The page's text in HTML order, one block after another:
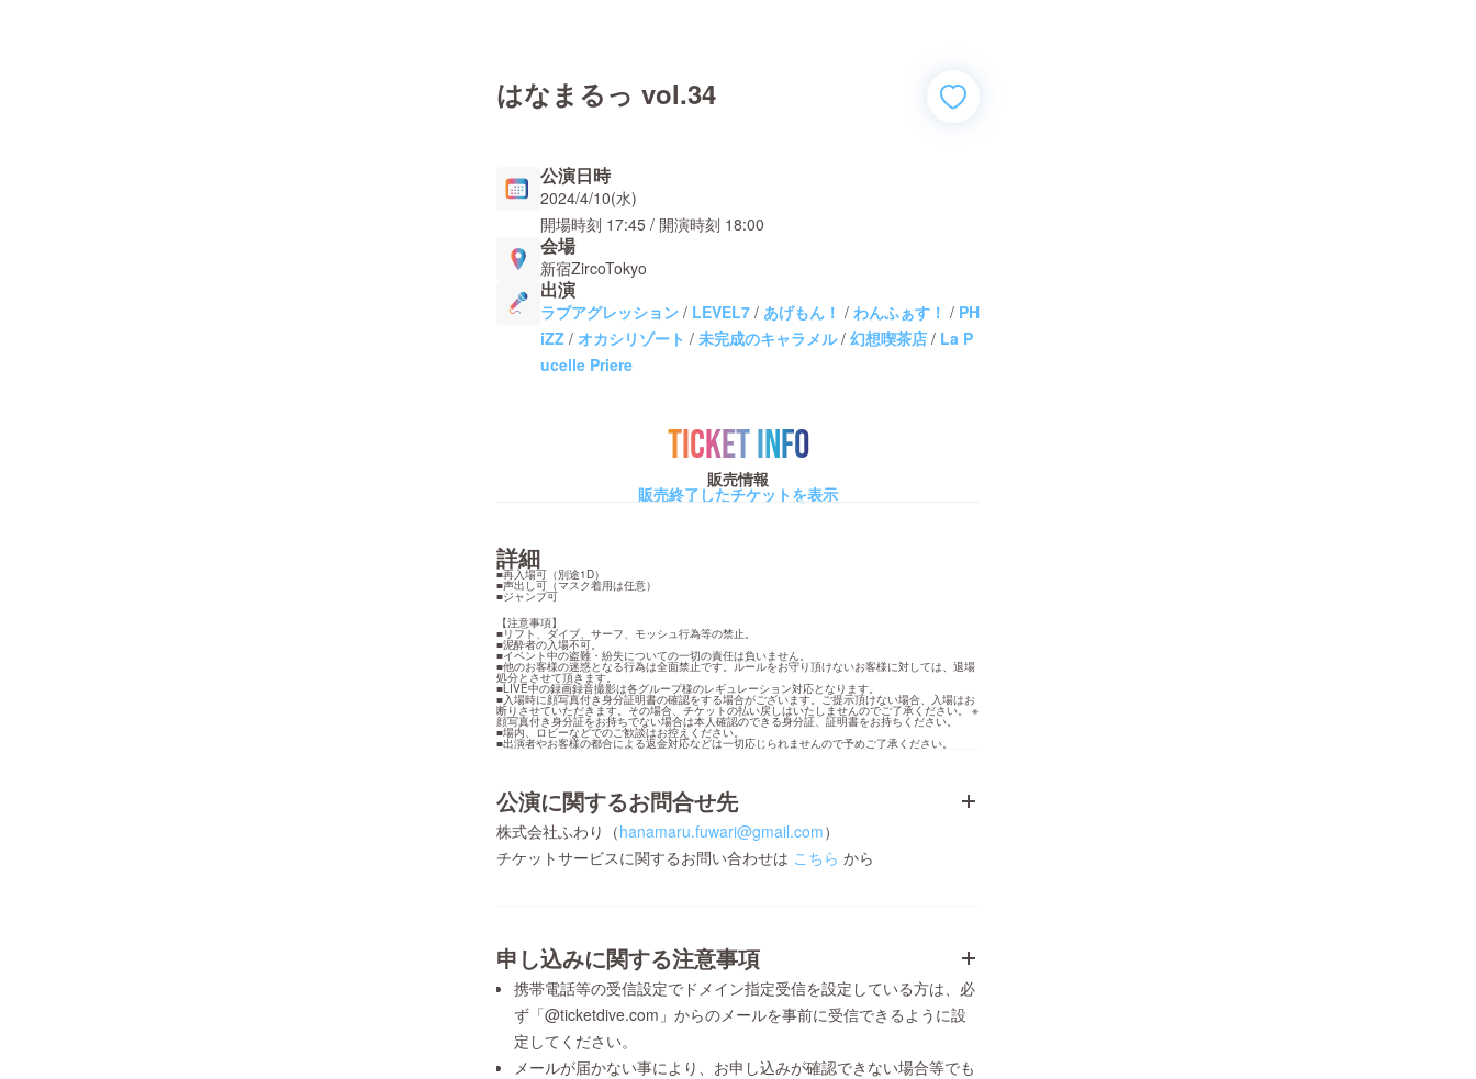
はなまるっ vol.34
公演日時
2024/4/10(水)
開場時刻 17:45 / 開演時刻 18:00
会場
新宿ZircoTokyo
出演
ラブアグレッション / LEVEL7 / あげもん！ / わんふぁす！ / PH
iZZ / オカシリゾート / 未完成のキャラメル/ 幻想喫茶店 / La P
ucelle Priere
TICKET INFO
販売情報
販売終了したチケットを表示
詳細
■再入場可（別途1D）
■声出し可（マスク着用は任意）
■ジャンプ可
【注意事項】
■リフト、ダイブ、サーフ、モッシュ行為等の禁止。
■泥酔者の入場不可。
■イベント中の盗難・紛失についての一切の責任は負いません。
■他のお客様の迷惑となる行為は全面禁止です。ルールをお守り頂けないお客様に対しては、退場
処分とさせて頂きます。
■LIVE中の録画録音撮影は各グループ様のレギュレーション対応となります。
■入場時に顔写真付き身分証明書の確認をする場合がございます。ご提示頂けない場合、入場はお
断りさせていただきます。その場合、チケットの払い戻しはいたしませんのでご了承ください。 ※
顔写真付き身分証をお持ちでない場合は本人確認のできる身分証、証明書をお持ちください。
■場内、ロビーなどでのご歓談はお控えください。
■出演者やお客様の都合による返金対応などは一切応じられませんので予めご了承ください。
公演に関するお問合せ先
株式会社ふわり（hanamaru.fuwari@gmail.com）
チケットサービスに関するお問い合わせは こちら から
申し込みに関する注意事項
携帯電話等の受信設定でドメイン指定受信を設定している方は、必
ず「@ticketdive.com」からのメールを事前に受信できるように設
定してください。
メールが届かない事により、お申し込みが確認できない場合等でも